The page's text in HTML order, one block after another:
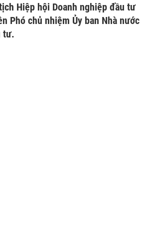
Hiệp hội Doanh nghiệp đầu tư
Phó chủ nhiệm Ủy ban Nhà nước
tư.